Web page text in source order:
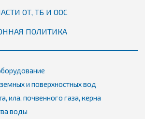
ОТ, ТБ И ООС
ПОЛИТИКА
и поверхностных вод
ила, почвенного газа, керна
воды